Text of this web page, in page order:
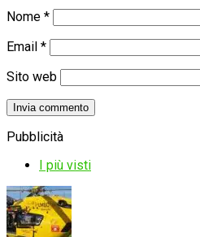
Nome *
Email *
Sito web
Pubblicità
I più visti